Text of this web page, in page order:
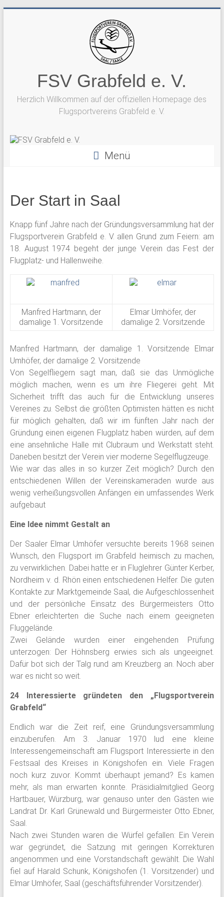
FSV Grabfeld e. V.
Herzlich Willkommen auf der offiziellen Homepage des
Flugsportvereins Grabfeld e. V.
Menü
Der Start in Saal
Knapp fünf Jahre nach der Gründungsversammlung hat der
Flugsportverein Grabfeld e. V. allen Grund zum Feiern: am
18. August 1974 begeht der junge Verein das Fest der
Flugplatz- und Hallenweihe.
Manfred Hartmann, der
damalige 1. Vorsitzende
Elmar Umhöfer, der
damalige 2. Vorsitzende
Manfred Hartmann, der damalige 1. Vorsitzende Elmar
Umhöfer, der damalige 2. Vorsitzende
Von Segelfliegern sagt man, daß sie das Unmögliche
möglich machen, wenn es um ihre Fliegerei geht. Mit
Sicherheit trifft das auch für die Entwicklung unseres
Vereines zu. Selbst die größten Optimisten hätten es nicht
für möglich gehalten, daß wir im fünften Jahr nach der
Gründung einen eigenen Flugplatz haben würden, auf dem
eine ansehnliche Halle mit Clubraum und Werkstatt steht.
Daneben besitzt der Verein vier moderne Segelflugzeuge.
Wie war das alles in so kurzer Zeit möglich? Durch den
entschiedenen Willen der Vereinskameraden wurde aus
wenig verheißungsvollen Anfängen ein umfassendes Werk
aufgebaut
Eine Idee nimmt Gestalt an
Der Saaler Elmar Umhöfer versuchte bereits 1968 seinen
Wunsch, den Flugsport im Grabfeld heimisch zu machen,
zu verwirklichen. Dabei hatte er in Fluglehrer Günter Kerber,
Nordheim v. d. Rhön einen entschiedenen Helfer. Die guten
Kontakte zur Marktgemeinde Saal, die Aufgeschlossenheit
und der persönliche Einsatz des Bürgermeisters Otto
Ebner erleichterten die Suche nach einem geeigneten
Fluggelände.
Zwei Gelände wurden einer eingehenden Prüfung
unterzogen: Der Höhnsberg erwies sich als ungeeignet.
Dafür bot sich der Talg rund am Kreuzberg an. Noch aber
war es nicht so weit.
24 Interessierte gründeten den „Flugsportverein
Grabfeld“
Endlich war die Zeit reif, eine Gründungsversammlung
einzuberufen. Am 3. Januar 1970 lud eine kleine
Interessengemeinschaft am Flugsport Interessierte in den
Festsaal des Kreises in Königshofen ein. Viele Fragen
noch kurz zuvor. Kommt überhaupt jemand? Es kamen
mehr, als man erwarten konnte. Präsidialmitglied Georg
Hartbauer, Würzburg, war genauso unter den Gästen wie
Landrat Dr. Karl Grünewald und Bürgermeister Otto Ebner,
Saal.
Nach zwei Stunden waren die Würfel gefallen: Ein Verein
war gegründet, die Satzung mit geringen Korrekturen
angenommen und eine Vorstandschaft gewählt. Die Wahl
fiel auf Harald Schunk, Königshofen (1. Vorsitzender) und
Elmar Umhöfer, Saal (geschäftsführender Vorsitzender).